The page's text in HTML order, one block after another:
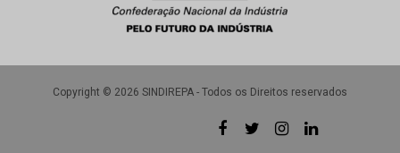
Copyright © 2026 SINDIREPA - Todos os Direitos reservados